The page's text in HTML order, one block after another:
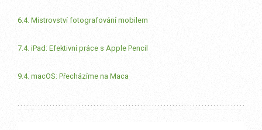
6.4. Mistrovství fotografování mobilem
7.4. iPad: Efektivní práce s Apple Pencil
9.4. macOS: Přecházíme na Maca